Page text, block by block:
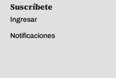
Suscríbete
Ingresar
Notificaciones